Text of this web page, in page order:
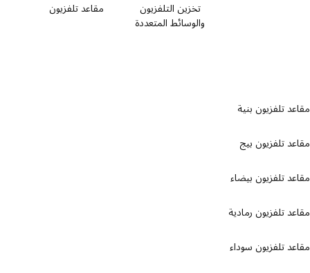
تخزين التلفزيون
والوسائط المتعددة
مقاعد تلفزيون
تلفزيون بنية
تلفزيون بيج
تلفزيون بيضاء
تلفزيون رمادية
تلفزيون سوداء